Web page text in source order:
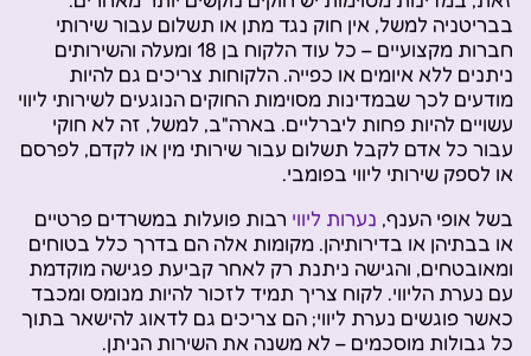
בבריטניה למשל, אין חוק נגד מתן או תשלום עבור שירותי
חברות מקצועיים – כל עוד הלקוח בן 18 ומעלה והשירותים
ניתנים ללא איומים או כפייה. הלקוחות צריכים גם להיות
מודעים לכך שבמדינות מסוימות החוקים הנוגעים לשירותי ליווי
עשויים להיות פחות ליברליים. בארה"ב, למשל, זה לא חוקי
עבור כל אדם לקבל תשלום עבור שירותי מין או לקדם, לפרסם
או לספק שירותי ליווי בפומבי.
בשל אופי הענף, נערות ליווי רבות פועלות במשרדים פרטיים
או בבתיהן או בדירותיהן. מקומות אלה הם בדרך כלל בטוחים
ומאובטחים, והגישה ניתנת רק לאחר קביעת פגישה מוקדמת
עם נערת הליווי. לקוח צריך תמיד לזכור להיות מנומס ומכבד
כאשר פוגשים נערת ליווי; הם צריכים גם לדאוג להישאר בתוך
כל גבולות מוסכמים – לא משנה את השירות הניתן.